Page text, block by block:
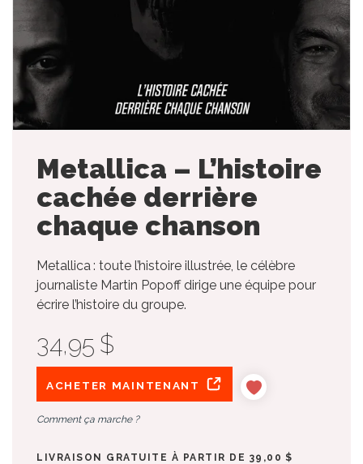
Metallica – L’histoire
cachée derrière
chaque chanson
Metallica : toute l’histoire illustrée, le célèbre
journaliste Martin Popoff dirige une équipe pour
écrire l’histoire du groupe.
34,95 $
ACHETER MAINTENANT
Comment ça marche ?
LIVRAISON GRATUITE À PARTIR DE 39,00 $